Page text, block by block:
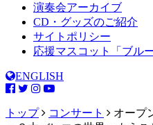
演奏会アーカイブ
CD・グッズのご紹介
サイトポリシー
応援マスコット「ブル
ENGLISH
トップ コンサート
オープ